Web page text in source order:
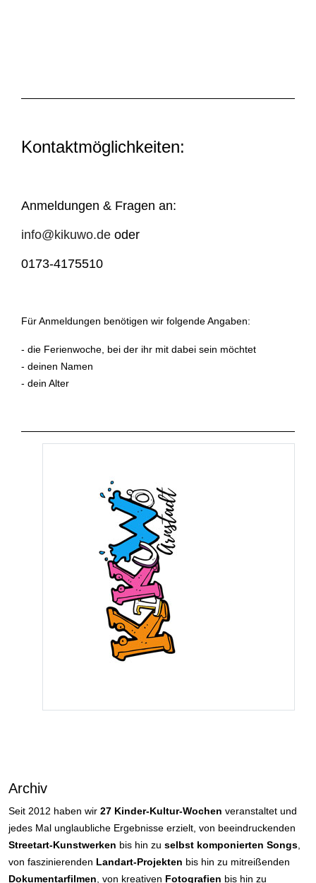
Kontaktmöglichkeiten:
Anmeldungen & Fragen an:
info@kikuwo.deoder
0173-4175510
Für Anmeldungen benötigen wir folgende Angaben:
- die Ferienwoche, bei der ihr mit dabei sein möchtet
- deinen Namen
- dein Alter
Archiv
Seit 2012 haben wir 27 Kinder-Kultur-Wochen veranstaltet und
jedes Mal unglaubliche Ergebnisse erzielt, von beeindruckenden
Streetart-Kunstwerken bis hin zu selbst komponierten Songs
von faszinierenden Landart-Projekten bis hin zu mitreißenden
Dokumentarfilmen , von kreativen Fotografien bis hin zu